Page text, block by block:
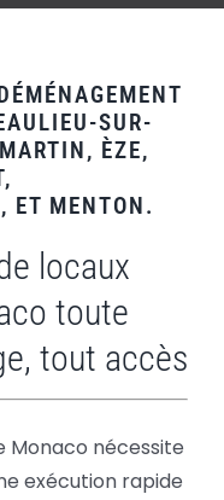
SUR-
ÈZE,
ET MENTON.
locaux
toute
tout accès
Monaco nécessite
exécution rapide